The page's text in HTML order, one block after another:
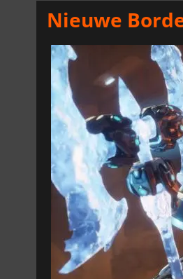
Nieuwe